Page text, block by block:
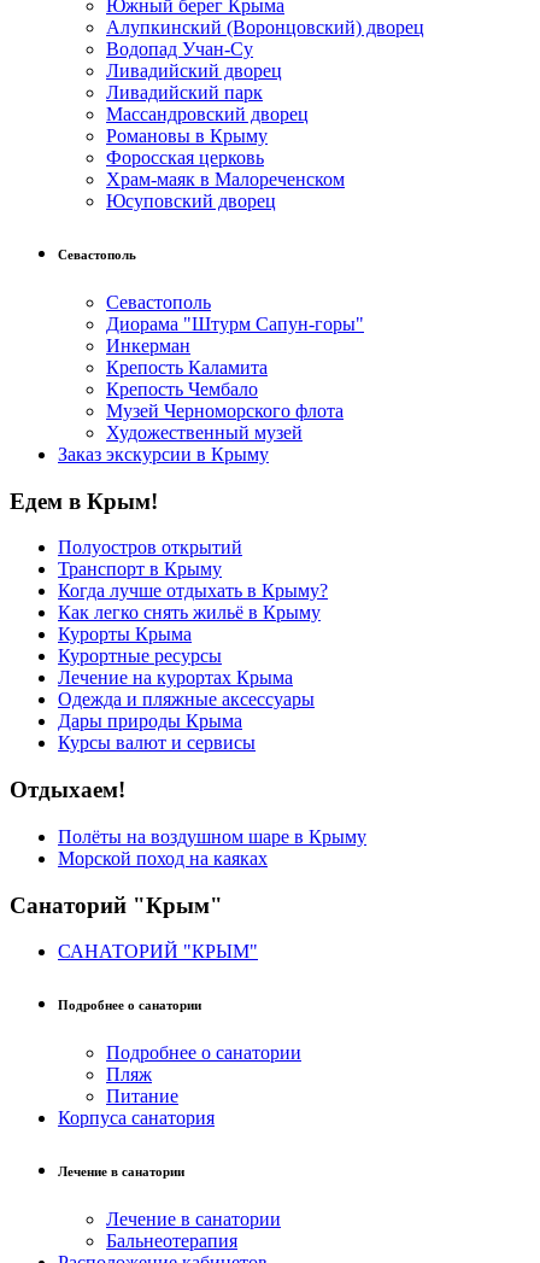
Южный берег Крыма
Алупкинский (Воронцовский) дворец
Водопад Учан-Су
Ливадийский дворец
Ливадийский парк
Массандровский дворец
Романовы в Крыму
Форосская церковь
Храм-маяк в Малореченском
Юсуповский дворец
Севастополь
Севастополь
Диорама "Штурм Сапун-горы"
Инкерман
Крепость Каламита
Крепость Чембало
Музей Черноморского флота
Художественный музей
Заказ экскурсии в Крыму
Едем в Крым!
Полуостров открытий
Транспорт в Крыму
Когда лучше отдыхать в Крыму?
Как легко снять жильё в Крыму
Курорты Крыма
Курортные ресурсы
Лечение на курортах Крыма
Одежда и пляжные аксессуары
Дары природы Крыма
Курсы валют и сервисы
Отдыхаем!
Полёты на воздушном шаре в Крыму
Морской поход на каяках
Санаторий "Крым"
САНАТОРИЙ "КРЫМ"
Подробнее о санатории
Подробнее о санатории
Пляж
Питание
Корпуса санатория
Лечение в санатории
Лечение в санатории
Бальнеотерапия